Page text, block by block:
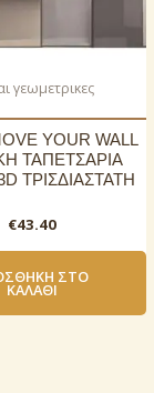
γεωμετρικες
YOUR WALL
ΤΑΠΕΤΣΑΡΙΑ
ΤΡΙΣΔΙΑΣΤΑΤΗ
€43.40
ΣΤΟ
ΚΑΛΆΘΙ